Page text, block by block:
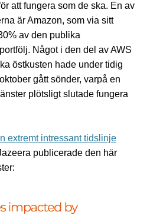
att fungera som de ska. En av
är Amazon, som via sitt
av den publika
Något i den del av AWS
östkusten hade under tidig
gått sönder, varpå en
plötsligt slutade fungera
extremt intressant tidslinje
publicerade den här